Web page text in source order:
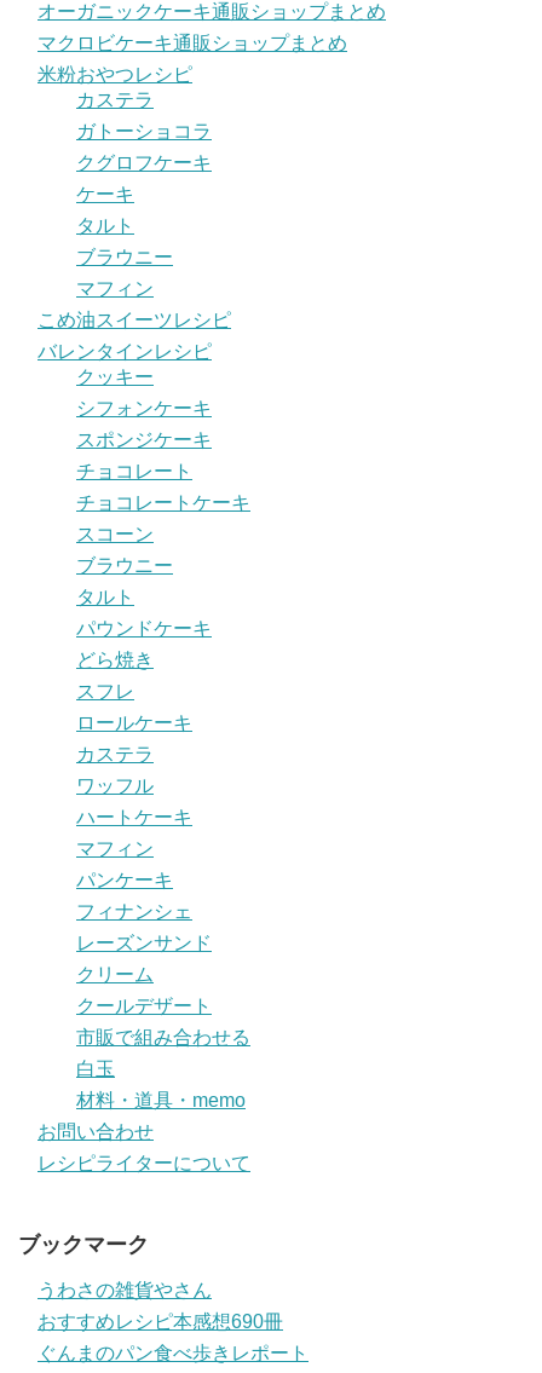
オーガニックケーキ通販ショップまとめ
マクロビケーキ通販ショップまとめ
米粉おやつレシピ
カステラ
ガトーショコラ
クグロフケーキ
ケーキ
タルト
ブラウニー
マフィン
こめ油スイーツレシピ
バレンタインレシピ
クッキー
シフォンケーキ
スポンジケーキ
チョコレート
チョコレートケーキ
スコーン
ブラウニー
タルト
パウンドケーキ
どら焼き
スフレ
ロールケーキ
カステラ
ワッフル
ハートケーキ
マフィン
パンケーキ
フィナンシェ
レーズンサンド
クリーム
クールデザート
市販で組み合わせる
白玉
材料・道具・memo
お問い合わせ
レシピライターについて
ブックマーク
うわさの雑貨やさん
おすすめレシピ本感想690冊
ぐんまのパン食べ歩きレポート